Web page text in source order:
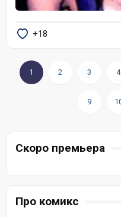
+18
1 2 3 4
9
Скоро премьера
Про комикс